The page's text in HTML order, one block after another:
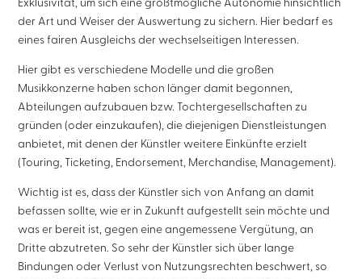
Exklusivität, um sich eine größtmögliche Autonomie hinsichtlich
der Art und Weiser der Auswertung zu sichern. Hier bedarf es
eines fairen Ausgleichs der wechselseitigen Interessen.
Hier gibt es verschiedene Modelle und die großen
Musikkonzerne haben schon länger damit begonnen,
Abteilungen aufzubauen bzw. Tochtergesellschaften zu
gründen (oder einzukaufen), die diejenigen Dienstleistungen
anbietet, mit denen der Künstler weitere Einkünfte erzielt
(Touring, Ticketing, Endorsement, Merchandise, Management).
Wichtig ist es, dass der Künstler sich von Anfang an damit
befassen sollte, wie er in Zukunft aufgestellt sein möchte und
was er bereit ist, gegen eine angemessene Vergütung, an
Dritte abzutreten. So sehr der Künstler sich über lange
Bindungen oder Verlust von Nutzungsrechten beschwert, so